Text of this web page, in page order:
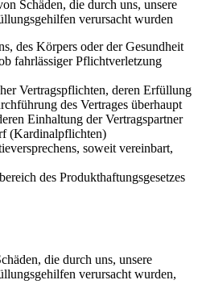
Schäden, die durch uns, unsere
verursacht wurden
des Körpers oder der Gesundheit
fahrlässiger Pflichtverletzung
Vertragspflichten, deren Erfüllung
des Vertrages überhaupt
Einhaltung der Vertragspartner
(Kardinalpflichten)
soweit vereinbart,
des Produkthaftungsgesetzes
die durch uns, unsere
verursacht wurden,